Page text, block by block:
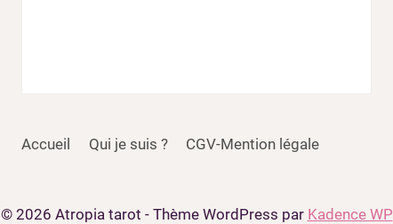
Accueil Qui je suis ? CGV-Mention légale
© 2026 Atropia tarot - Thème WordPress par Kadence WP